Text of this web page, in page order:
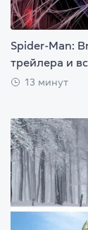
Spider-Man:
трейлера и
13 минут